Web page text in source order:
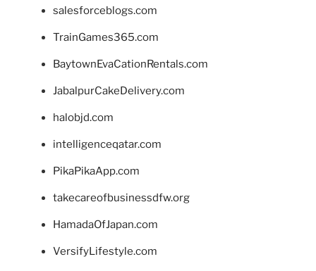
salesforceblogs.com
TrainGames365.com
BaytownEvaCationRentals.com
JabalpurCakeDelivery.com
halobjd.com
intelligenceqatar.com
PikaPikaApp.com
takecareofbusinessdfw.org
HamadaOfJapan.com
VersifyLifestyle.com